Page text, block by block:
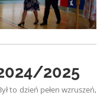
2025
to dzień pełen wzruszeń,